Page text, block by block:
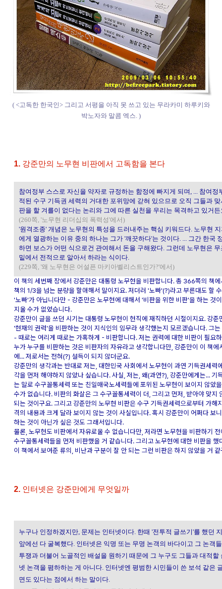
( <고독한 한국인> 그리고 서평을 아직 못 쓰고 있는 무라카미 하루키와
박노자와 말콤 엑스. )
1. 강준만의 노무현 비판에서 고독함을 본다
참여정부 스스로 자신을 약자로 규정하는 함정에 빠지게 되며, ... 참여정
적된 수구 기득권 세력의 거대한 포위망에 갇혀 있으므로 오직 그들과
판을 할 겨를이 없다는 논리와 그에 따른 실천을 우리는 목격하고 있거든
(260쪽, '노무현 리더십의 폭력성'에서)
'원격조종' 개념은 노무현의 특성을 드러내주는 핵심 키워드다. 노무현
에게 열광하는 이유 중의 하나는 그가 '깨끗하다'는 것이다. ... 그간 한국
하면 보스가 어떤 식으로건 관여해서 돈을 구해왔다. 그런데 노무현은
밑에서 전적으로 알아서 하라는 식이다.
(229쪽, '왜 노무현은 어설픈 마키아벨리스트인가?'에서)
이 책의 세번째 장에서 강준만은 대통령 노무현을 비판합니다. 총 366쪽의 책
책의 1/3을 넘는 분량을 할애해서 말이지요. 저더러 '노빠'(?)라고 부른대도 할
'노빠'가 아닙니다만 - 강준만은 노무현에 대해서 '비판을 위한 비판'을 하는 것
지울 수가 없었습니다.
강준만이 글을 쓰던 시기는 대통령 노무현이 현직에 재직하던 시절이지요. 강준
'현재의 권력'을 비판하는 것이 지식인의 임무라 생각했는지 모르겠습니다. 그
- 때로는 여리게 때로는 가혹하게 - 비판합니다. 저는 권력에 대한 비판이 필요
누가 누구를 비판하는 것은 비판자의 자유라고 생각합니다만, 강준만이 이 책에
에... 저로서는 전혀(?) 설득이 되지 않더군요.
강준만의 생각과는 반대로 저는, 대한민국 사회에서 노무현이 과연 기득권세력
각을 먼저 해야하지 않았나 싶습니다. 사실, 저는, 왜(과연?), 강준만에게는... 기
는 말로 수구꼴통세력 또는 친일매국노세력들에 포위된 노무현이 보이지 않았
수가 없습니다. 비판의 화살은 그 수구꼴통세력이 더, 그리고 먼저, 받아야 맞지
되는 것이구요. 그리고 강준만의 노무현 비판은 수구 기득권세력으로부터 가해
격의 내용과 크게 달라 보이지 않는 것이 사실입니다. 혹시 강준만이 어쩌다 보
하는 것이 아닌가 싶은 것도 그래서입니다.
물론, 노무현도 비판에서 자유로울 수 없습니다만, 저라면 노무현을 비판하기
수구꼴통세력들을 먼저 비판했을 거 같습니다. 그리고 노무현에 대한 비판을 했
이 책에서 보여준 류의, 비난과 구분이 잘 안 되는 그런 비판은 하지 않았을 거 같
2. 인터넷은 강준만에게 무엇일까
누구나 인정하겠지만, 문제는 인터넷이다. 한때 '전투적 글쓰기'를 했던
앞에선 다 굴복했다. 인터넷은 익명 또는 무명 논객의 바다이고 그 논객
투쟁과 더불어 노골적인 배설을 원하기 때문에 그 누구도 그들과 대적할
넷 논객을 폄하하는 게 아니다. 인터넷엔 평범한 시민들이 쓴 보석 같은
면도 있다는 점에서 하는 말이다.